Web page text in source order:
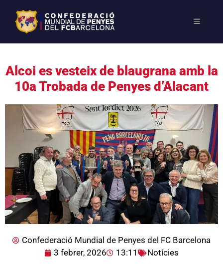
Alcoi es vesteix de blaugrana amb la
10a Trobada de Penyes d’Alacant
Confederació Mundial de Penyes del FC Barcelona
3 febrer, 2026
13:11 Notícies